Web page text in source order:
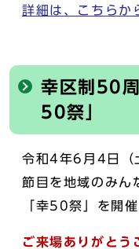
詳細は、こちらか
幸区制50
50祭」
令和4年6月4日（
節目を地域のみん
「幸50祭」を開催
ご来場ありがとう